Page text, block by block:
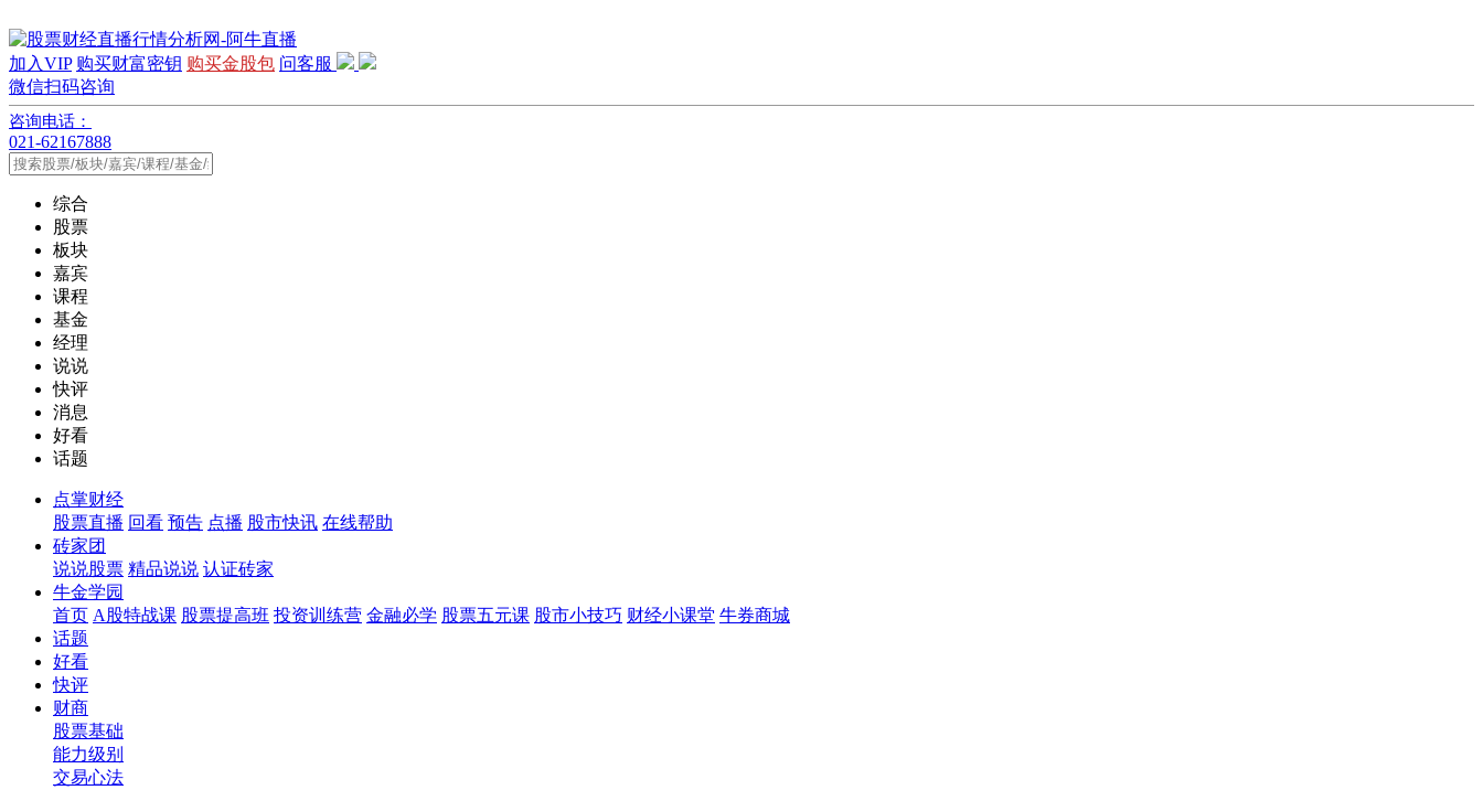
加入VIP 购买财富密钥 购买金股包 问客服
微信扫码咨询
咨询电话：
021-62167888
综合
股票
板块
嘉宾
课程
基金
经理
说说
快评
消息
好看
话题
点掌财经
股票直播 回看 预告 点播 股市快讯 在线帮助
砖家团
说说股票 精品说说 认证砖家
牛金学园
首页 A股特战课 股票提高班 投资训练营 金融必学 股票五元课 股市小技巧 财经小课堂 牛券商城
话题
好看
快评
财商
股票基础
能力级别
交易心法